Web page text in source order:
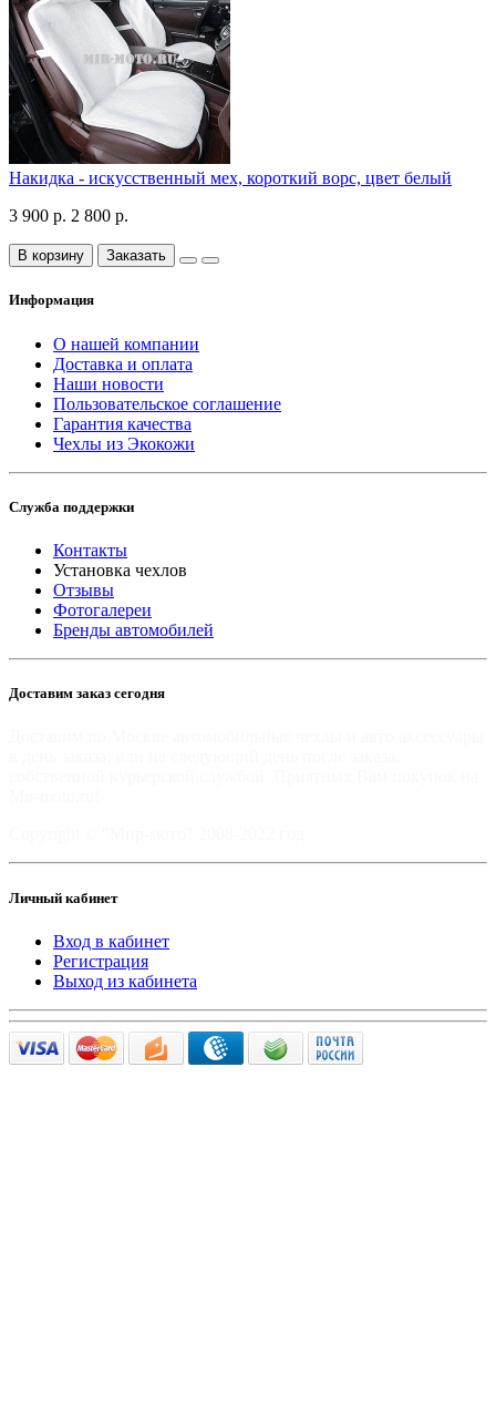
Накидка - искусственный мех, короткий ворс, цвет белый
3 900 р. 2 800 р.
В корзину Заказать
Информация
О нашей компании
Доставка и оплата
Наши новости
Пользовательское соглашение
Гарантия качества
Чехлы из Экокожи
Служба поддержки
Контакты
Установка чехлов
Отзывы
Фотогалереи
Бренды автомобилей
Доставим заказ сегодня
Личный кабинет
Вход в кабинет
Регистрация
Выход из кабинета